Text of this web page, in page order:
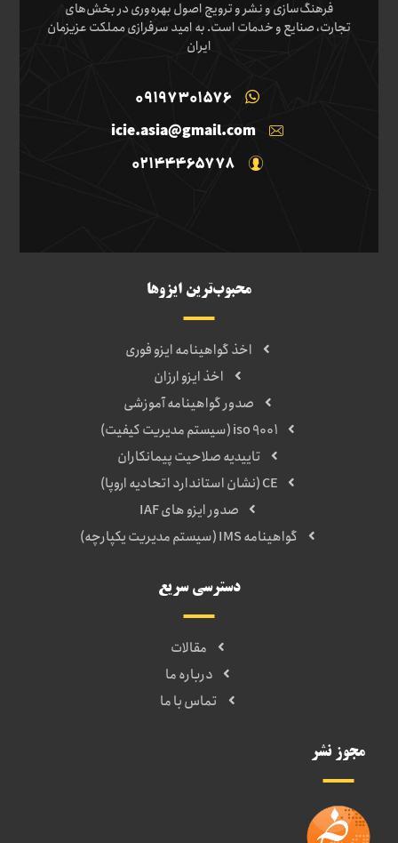
فرهنگ‌سازی و نشر و ترویج اصول بهره‌وری در بخش‌های
تجارت، صنایع و خدمات است. به امید سرفرازی مملکت عزیزمان
ایران
09197301576
icie.asia@gmail.com
02144465778
محبوب‌ترین ایزوها
اخذ گواهینامه ایزو فوری
اخذ ایزو ارزان
صدور گواهینامه آموزشی
iso 9001 (سیستم مدیریت کیفیت)
تاییدیه صلاحیت پیمانکاران
CE (نشان استاندارد اتحادیه اروپا)
صدور ایزو های IAF
گواهینامه IMS (سیستم مدیریت یکپارچه)
دسترسی سریع
مقالات
درباره ما
تماس با ما
مجوز نشر